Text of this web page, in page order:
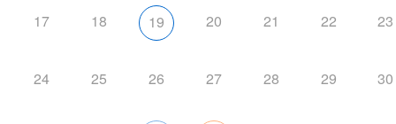
17 18 19 20 21 22 23
24 25 26 27 28 29 30